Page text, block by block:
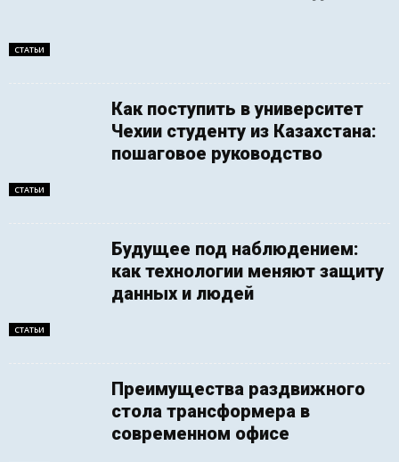
СТАТЬИ
СТАТЬИ
Как поступить в университет
Чехии студенту из Казахстана:
пошаговое руководство
СТАТЬИ
Будущее под наблюдением:
как технологии меняют защиту
данных и людей
Преимущества раздвижного
стола трансформера в
современном офисе